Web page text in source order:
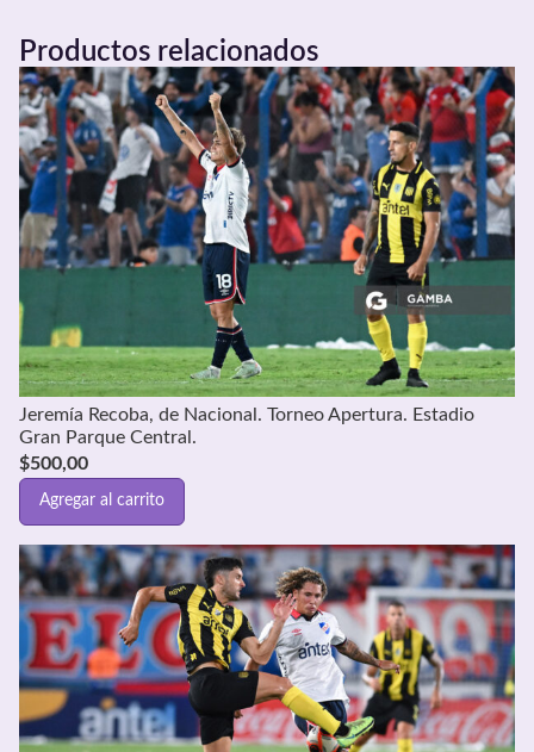
Productos relacionados
Jeremía Recoba, de Nacional. Torneo Apertura. Estadio
Gran Parque Central.
$500,00
Agregar al carrito